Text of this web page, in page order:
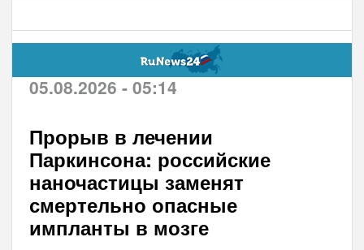
05.08.2026 - 05:14
Прорыв в лечении
Паркинсона: российские
наночастицы заменят
смертельно опасные
импланты в мозге